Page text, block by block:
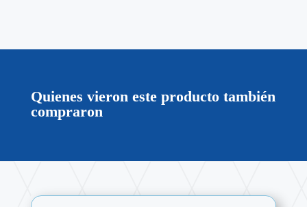
Quienes vieron este producto también
compraron